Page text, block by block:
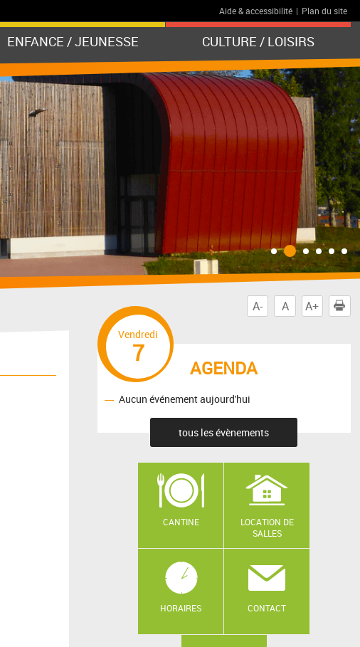
Aide & accessibilité | Plan du site
ENFANCE / JEUNESSE CULTURE / LOISIRS
A- A A+
AGENDA
Vendredi
7
Aucun événement aujourd'hui
tous les évènements
CANTINE
LOCATION DE
SALLES
HORAIRES CONTACT